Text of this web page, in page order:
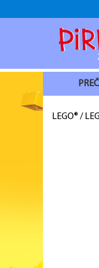
LEGO® /